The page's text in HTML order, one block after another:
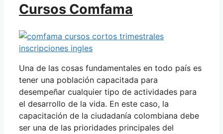
Cursos Comfama
Una de las cosas fundamentales en todo país es
tener una población capacitada para
desempeñar cualquier tipo de actividades para
el desarrollo de la vida. En este caso, la
capacitación de la ciudadanía colombiana debe
ser una de las prioridades principales del